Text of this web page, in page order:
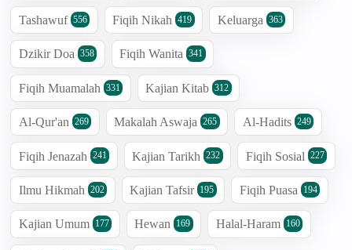
Tashawuf 556 Fiqih Nikah 419 Keluarga 363
Dzikir Doa 358 Fiqih Wanita 341
Fiqih Muamalah 331 Kajian Kitab 312
Al-Qur'an 269 Makalah Aswaja 265 Al-Hadits 249
Fiqih Jenazah 241 Kajian Tarikh 232 Fiqih Sosial 227
Ilmu Hikmah 202 Kajian Tafsir 195 Fiqih Puasa 194
Kajian Umum 177 Hewan 169 Halal-Haram 160